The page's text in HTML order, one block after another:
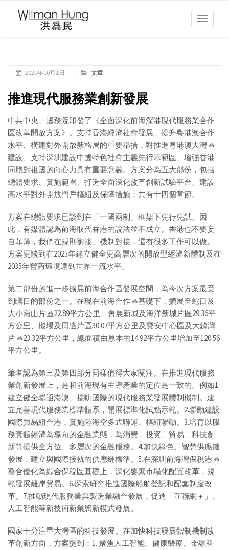
Toggle
| 2021年10月1日 | 文章
推進現代服務業創新發展
中共中央、國務院印發了《全面深化前海深港現代服務業合作
區改革開放方案》。支持香港經濟社會發展、提升粵港澳合作
水平、構建對外開放新格局的重要舉措，對推進粵港澳大灣區
建設、支持深圳建設中國特色社會主義先行示範區、增強香港
同胞對祖國的向心力具有重要意義。方案分為五大部份，包括
總體要求、實施範圍、打造全面深化改革創新試驗平台、建設
高水平對外開放門戶樞紐及保障措施；共有十四個章節。
方案在總體要求已談到在「一國兩制」框架下先行先試。因
此，有媒體認為前海取代香港的說法並不成立。香港也不要妄
自菲薄，我們在規則銜接、機制對接，還有很多工作可以做。
方案更談到在2025年建立健全更高層次的開放型經濟新體制及在
2035年營商環境達到世界一流水平。
第二部份的進一步擴展前海合作區發展空間，為今次方案最受
到矚目的部份之一。在現在前海合作區基礎下，擴展至蛇口及
大小南山片區22.89平方公里、會展新城及海洋新城片區29.36平
方公里、機場及周邊片區30.07平方公里及寶安中心區及大鏟灣
片區23.32平方公里，總面積由原本的14.92平方公里增加至120.56
平方公里。
筆者認為第三及第四部分同樣值得大家關注。在推進現代服務
業創新發展上，是和前海現有主導產業的定位是一致的。例如1.
建立健全聯通港澳、接軌國際的現代服務業發展體制機制。建
立完善現代服務業標準體系，開展標準化試點示範。2.聯動建設
國際買易組合港，實施陸海空多式聯運、樞紐聯動。3.培育以服
務實體經濟為導向的金融業態，為消費、投資、貿易、科技創
新等提供全方位、多層次的金融服務。4.加快綠色、智慧供應鏈
發展，建立與國際接軌的供應鏈標準。5.在深圳前海灣保稅港區
整合優化為綜合保稅區基礎上，深化要素市場化配置改革，規
範發展離岸貿易。6.探索研究推進國際船舶登記和配套制度改
革。7.推動現代服務業與製造業融合發展，促進「互聯網＋」、
人工智能等新技術新業態新模式發展。
國家十分注重大灣區的科技發展。在加快科技發展體制機制改
革創新方面，方案提到：1. 聚焦人工智能、健康醫療、金融科